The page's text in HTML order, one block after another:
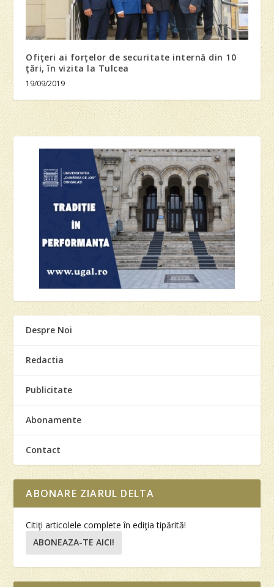
Ofiţeri ai forţelor de securitate internă din 10
ţări, în vizita la Tulcea
19/09/2019
Despre Noi
Redactia
Publicitate
Abonamente
Contact
ABONARE ZIARUL DELTA
Citiţi articolele complete în ediţia tipărită!
ABONEAZA-TE AICI!